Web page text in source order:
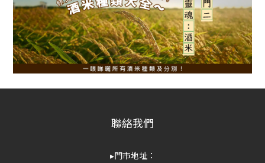
聯絡我們
▸門市地址：